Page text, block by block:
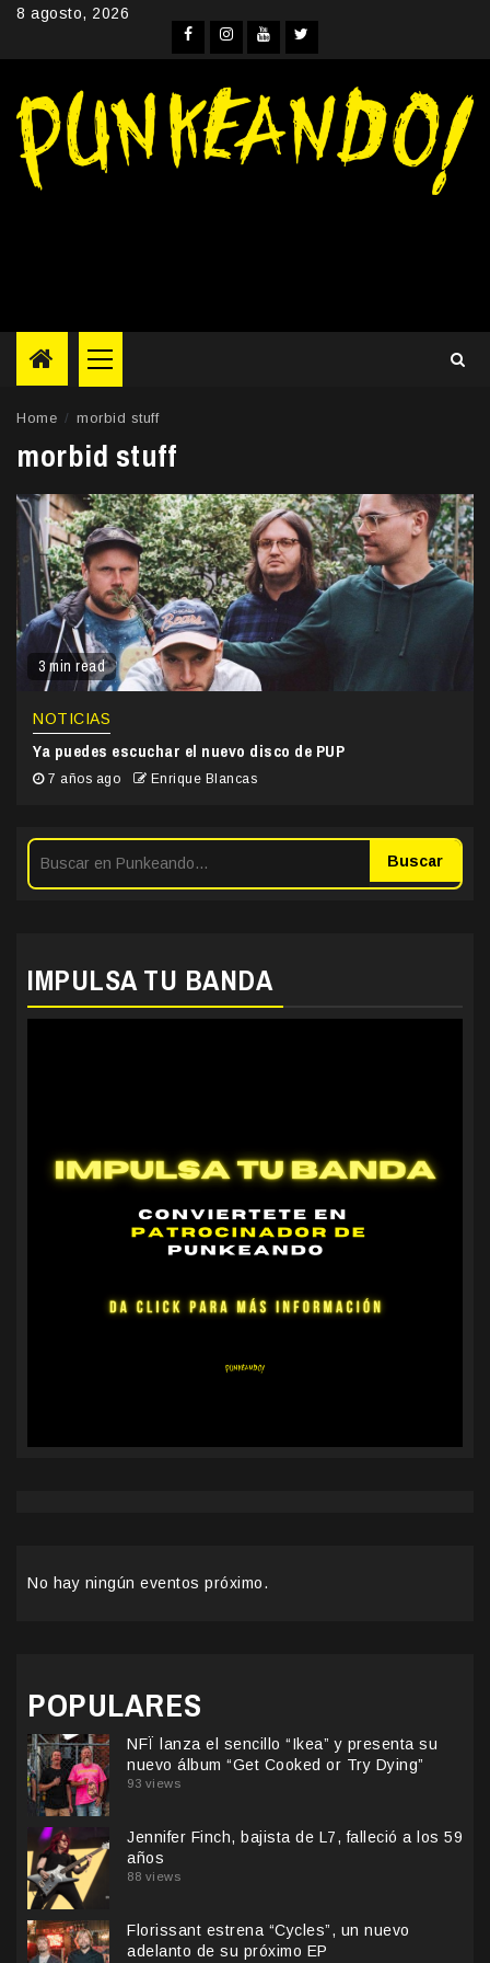
Skip8 agosto, 2026
Facebook
Instagram
YouTube
Twitter
Primary
Menu
Home morbid stuff
morbid stuff
3 min read
NOTICIAS
Ya puedes escuchar el nuevo disco de PUP
7 años ago Enrique Blancas
Buscar
IMPULSA TU BANDA
No hay ningún eventos próximo.
POPULARES
NFÏ lanza el sencillo “Ikea” y presenta su
nuevo álbum “Get Cooked or Try Dying”
93 views
Jennifer Finch, bajista de L7, falleció a los 59
años
88 views
Florissant estrena “Cycles”, un nuevo
adelanto de su próximo EP